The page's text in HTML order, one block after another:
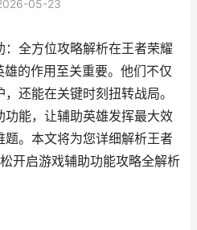
05-23
全方位攻略解析在王者荣耀
的作用至关重要。他们不仅
还能在关键时刻扭转战局。
能，让辅助英雄发挥最大效
。本文将为您详细解析王者
开启游戏辅助功能攻略全解析